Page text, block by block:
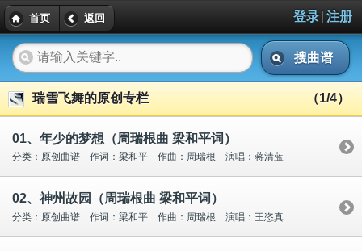
首页 返回 登录| 注册
搜曲谱
瑞雪飞舞的原创专栏 （1/4）
01、年少的梦想（周瑞根曲 梁和平词）
分类：原创曲谱 作词：梁和平 作曲：周瑞根 演唱：蒋清蓝
02、神州故园（周瑞根曲 梁和平词）
分类：原创曲谱 作词：梁和平 作曲：周瑞根 演唱：王恣真